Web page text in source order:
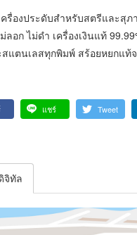
รื่องประดับสำหรับสตรีและสุภ
ลอก ไม่ดำ เครื่องเงินแท้
แตนเลสทุกพิมพ์ สร้อยหยกแท้
แชร์ Tweet
จิทัล